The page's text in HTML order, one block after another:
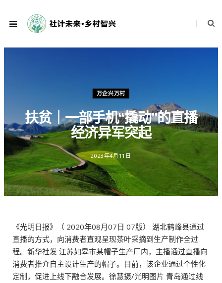
万企兴万村
扶贫｜一部手机“撬动”的直播
经济异军突起
2023年4月11日
《光明日报》（ 2020年08月07日 07版） 湖北鹤峰县通过
直播的方式，向消费者直观呈现茶叶采摘到生产制作全过
程。新华社发 江苏如皋市某帽子生产厂内，主播通过直播向
消费者推介自主设计生产的帽子。目前，该企业通过个性化
定制，促进上线下融合发展。徐慧摄/光明图片 青岛通过线